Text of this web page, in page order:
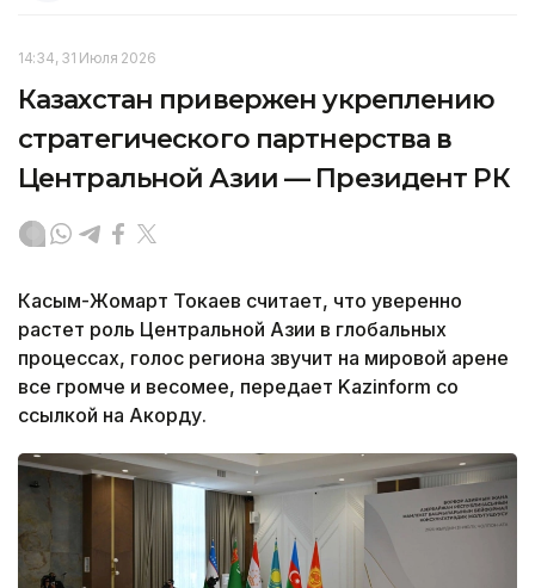
14:34, 31 Июля 2026
Казахстан привержен укреплению
стратегического партнерства в
Центральной Азии — Президент РК
Касым-Жомарт Токаев считает, что уверенно
растет роль Центральной Азии в глобальных
процессах, голос региона звучит на мировой арене
все громче и весомее, передает Kazinform со
ссылкой на Акорду.